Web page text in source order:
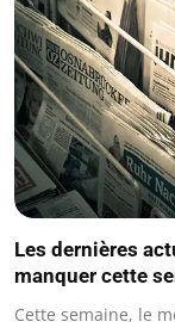
Les dernières
manquer cette
Cette semaine, le